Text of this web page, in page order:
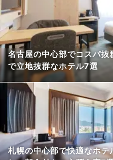
名古屋の中心部でコスパ
で立地抜群なホテル7選
札幌の中心部で快適なホ